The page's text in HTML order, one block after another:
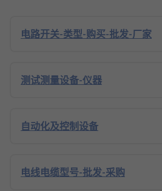
电路开关-类型-购买-批发-厂家
测试测量设备-仪器
自动化及控制设备
电线电缆型号-批发-采购